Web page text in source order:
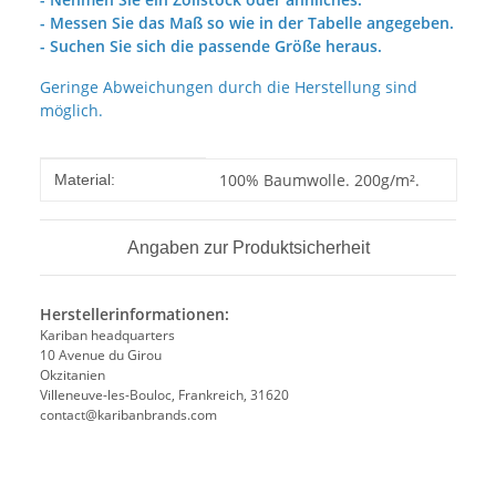
- Messen Sie das Maß so wie in der Tabelle angegeben.
- Suchen Sie sich die passende Größe heraus.
Geringe Abweichungen durch die Herstellung sind
möglich.
Produkteigenschaft
Wert
Material: 100% Baumwolle. 200g/m².
Angaben zur Produktsicherheit
Herstellerinformationen:
Kariban headquarters
10 Avenue du Girou
Okzitanien
Villeneuve-les-Bouloc, Frankreich, 31620
contact@karibanbrands.com